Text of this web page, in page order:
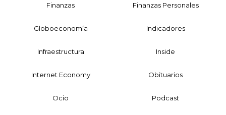
Finanzas Finanzas Personales
Globoeconomía Indicadores
Infraestructura Inside
Internet Economy Obituarios
Ocio Podcast